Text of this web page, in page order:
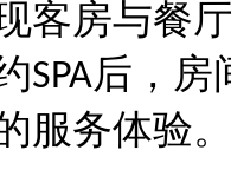
客房与餐
SPA后，房
服务体验